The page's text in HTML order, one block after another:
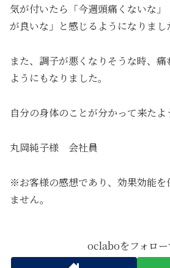
気が付いたら「今週頭痛くないな
が良いな」と感じるようになりまし
また、調子が悪くなりそうな時、
ようにもなりました。
自分の身体のことが分かって来たよ
丸岡純子様 会社員
※お客様の感想であり、効果効能を
ません。
oclaboをフォロー